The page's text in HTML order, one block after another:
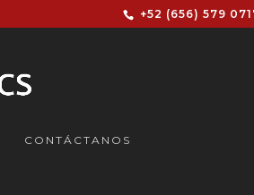
+52 (656) 579
CONTÁCTANOS